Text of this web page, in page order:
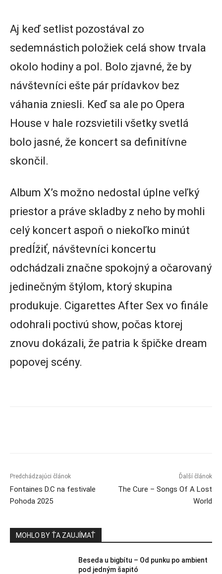
Aj keď setlist pozostával zo
sedemnástich položiek celá show trvala
okolo hodiny a pol. Bolo zjavné, že by
návštevníci ešte pár prídavkov bez
váhania zniesli. Keď sa ale po Opera
House v hale rozsvietili všetky svetlá
bolo jasné, že koncert sa definitívne
skončil.
Album X’s možno nedostal úplne veľký
priestor a práve skladby z neho by mohli
celý koncert aspoň o niekoľko minút
predĺžiť, návštevníci koncertu
odchádzali značne spokojný a očarovaný
jedinečným štýlom, ktorý skupina
produkuje. Cigarettes After Sex vo finále
odohrali poctivú show, počas ktorej
znovu dokázali, že patria k špičke dream
popovej scény.
Predchádzajúci článok
Fontaines D.C na festivale
Pohoda 2025
Ďalší článok
The Cure – Songs Of A Lost
World
MOHLO BY ŤA ZAUJÍMAŤ
Beseda u bigbítu – Od punku po ambient
pod jedným šapitó